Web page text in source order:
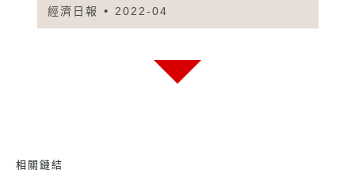
經濟日報 2022-04
相關鏈結